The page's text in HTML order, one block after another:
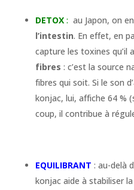
DETOX: au Japon, on
l’intestin. En effet, en
capture les toxines qu’il
fibres : c’est la source
fibres qui soit. Si le son
konjac, lui, affiche 64 %
coup, il contribue à
EQUILIBRANT : au-delà
konjac aide à stabiliser